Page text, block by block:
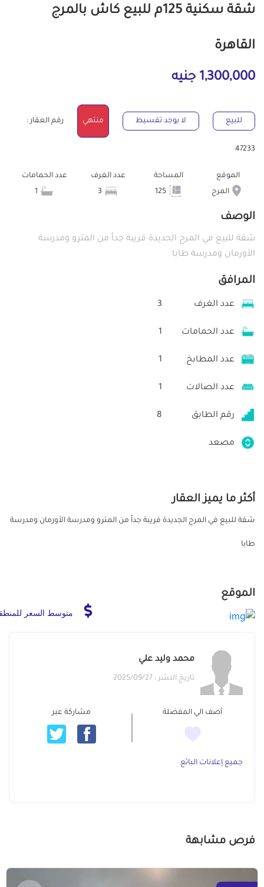
شقة سكنية 125م للبيع كاش بالمرج
القاهرة
1,300,000 جنيه
للبيع لا يوجد تقسيط منتهي رقم العقار :
47233
الموقع
المرج
المساحة
125
عدد الغرف
عدد الحمامات
الوصف
شقة للبيع في المرج الجديدة قريبة جداً من المترو ومدرسة
الأورمان ومدرسة طابا
المرافق
عدد الغرف 3
عدد الحمامات 1
عدد المطابخ 1
عدد الصالات 1
رقم الطابق 8
مصعد
أكثر ما يميز العقار
شقة للبيع في المرج الجديدة قريبة جداً من المترو ومدرسة الأورمان ومدرسة
طابا
الموقع
متوسط السعر
محمد وليد علي
تاريخ النشر : 2025/09/27
أضف الي المفضلة مشاركة عبر
جميع إعلانات البائع
فرص مشابهة